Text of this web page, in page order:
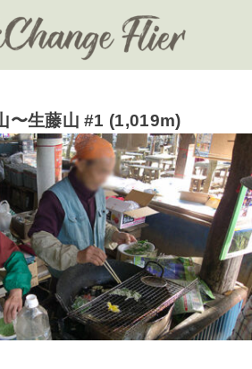
〜生藤山 #1 (1,019m)